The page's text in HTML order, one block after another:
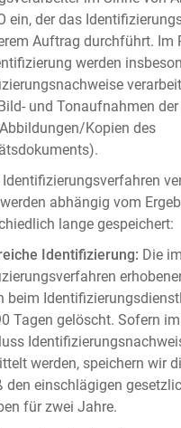
ein, der das
Auftrag durchführt. Im
werden
und Tonaufnahmen der
Kopien des
abhängig vom
lange gespeichert:
Identifizierung: Die im
beim
Tagen gelöscht. Sofern im
werden, speichern wir
den einschlägigen
für zwei Jahre.